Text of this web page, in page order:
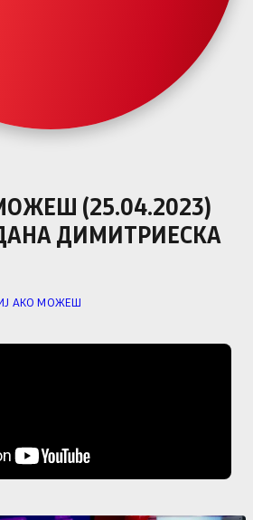
(25.04.2023)
ДИМИТРИЕСКА
АКО МОЖЕШ